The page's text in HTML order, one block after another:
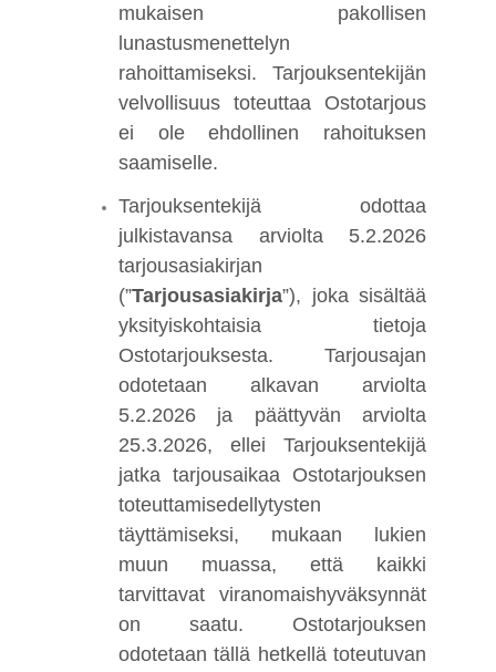
mukaisen pakollisen
lunastusmenettelyn
rahoittamiseksi. Tarjouksentekijän
velvollisuus toteuttaa Ostotarjous
ei ole ehdollinen rahoituksen
saamiselle.
Tarjouksentekijä odottaa
julkistavansa arviolta 5.2.2026
tarjousasiakirjan
(”Tarjousasiakirja”), joka sisältää
yksityiskohtaisia tietoja
Ostotarjouksesta. Tarjousajan
odotetaan alkavan arviolta
5.2.2026 ja päättyvän arviolta
25.3.2026, ellei Tarjouksentekijä
jatka tarjousaikaa Ostotarjouksen
toteuttamisedellytysten
täyttämiseksi, mukaan lukien
muun muassa, että kaikki
tarvittavat viranomaishyväksynnät
on saatu. Ostotarjouksen
odotetaan tällä hetkellä toteutuvan